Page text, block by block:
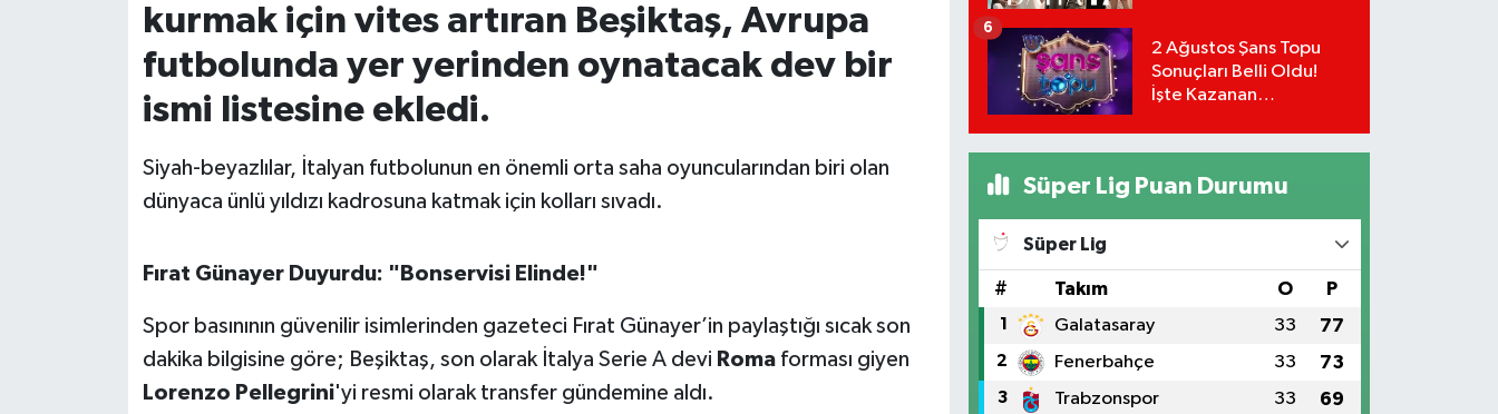
kurmak için vites artıran Beşiktaş, Avrupa
futbolunda yer yerinden oynatacak dev bir
ismi listesine ekledi.
Siyah-beyazlılar, İtalyan futbolunun en önemli orta saha oyuncularından biri olan
dünyaca ünlü yıldızı kadrosuna katmak için kolları sıvadı.
Fırat Günayer Duyurdu: "Bonservisi Elinde!"
Spor basınının güvenilir isimlerinden gazeteci Fırat Günayer’in paylaştığı sıcak son
dakika bilgisine göre; Beşiktaş, son olarak İtalya Serie A devi Romaforması giyen
Lorenzo Pellegrini'yi resmi olarak transfer gündemine aldı.
2 Ağustos Şans Topu
Sonuçları Belli Oldu!
İşte Kazanan
6
Süper Lig Puan Durumu
Süper Lig
# Takım O P
1 Galatasaray 33 77
2 Fenerbahçe 33 73
3 Trabzonspor 33 69
KENT GÜNDEMİ
KÜLTÜR-SANAT
MAGAZİN
OTOMOTİV